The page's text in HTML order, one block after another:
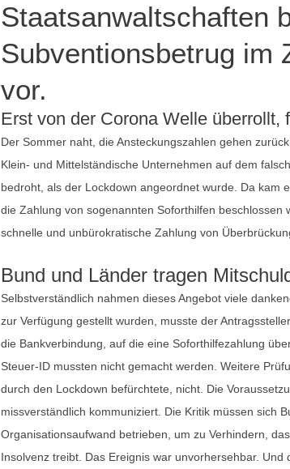
Staatsanwaltschaften
Subventionsbetrug im
vor.
Erst von der Corona Welle
Der Sommer naht, die Ansteckungszahlen gehen
Klein- und Mittelständische Unternehmen auf dem
bedroht, als der Lockdown angeordnet wurde. Da kam
die Zahlung von sogenannten Soforthilfen
schnelle und unbürokratische Zahlung von
Bund und Länder tragen
Selbstverständlich nahmen dieses Angebot viele
zur Verfügung gestellt wurden, musste der
die Bankverbindung, auf die eine Soforthilfezahlung
Steuer-ID mussten nicht gemacht werden. Weitere
durch den Lockdown befürchtete, nicht. Die
missverständlich kommuniziert. Die Kritik müssen sich
Organisationsaufwand betrieben, um zu Verhindern,
Insolvenz treibt. Das Ereignis war unvorhersehbar.